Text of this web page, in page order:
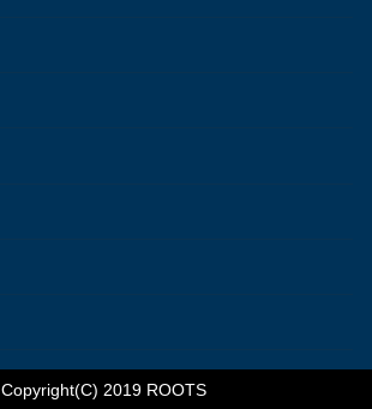
Copyright(C) 2019 ROOTS